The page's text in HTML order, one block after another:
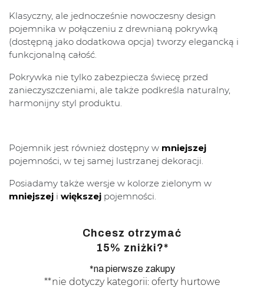
Klasyczny, ale jednocześnie nowoczesny design
pojemnika w połączeniu z drewnianą pokrywką
(dostępną jako dodatkowa opcja) tworzy elegancką i
funkcjonalną całość.
Pokrywka nie tylko zabezpiecza świecę przed
zanieczyszczeniami, ale także podkreśla naturalny,
harmonijny styl produktu.
Pojemnik jest również dostępny w mniejszej
pojemności, w tej samej lustrzanej dekoracji.
Posiadamy także wersje w kolorze zielonym w
mniejszej i większej pojemności.
Chcesz otrzymać
15% zniżki?*
*na pierwsze zakupy
**nie dotyczy kategorii: oferty hurtowe